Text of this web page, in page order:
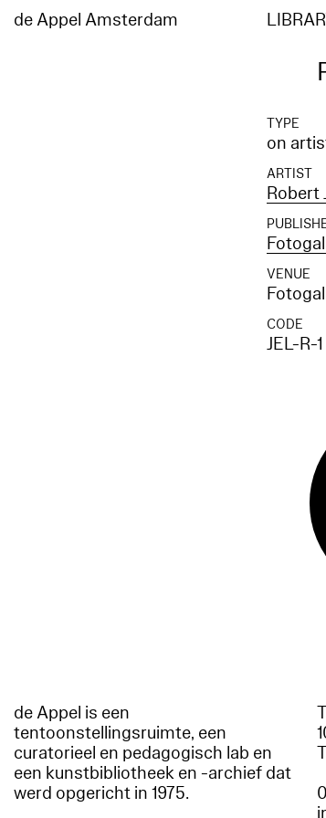
de Appel Amsterdam
TYPE
on
ARTIST
Robert
VENUE
CODE
JEL-R-1
de Appel is een
tentoonstellingsruimte, een
curatorieel en pedagogisch lab en
een kunstbibliotheek en -archief dat
werd opgericht in 1975.